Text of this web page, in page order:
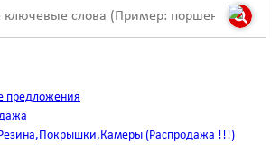
предложения
(Распродажа !!!)